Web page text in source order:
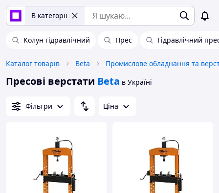
В категорії
Колун гідравлічний Прес Гідравлічний
Каталог товарів Beta
Пресові верстати Beta в Україні
Фільтри Ціна